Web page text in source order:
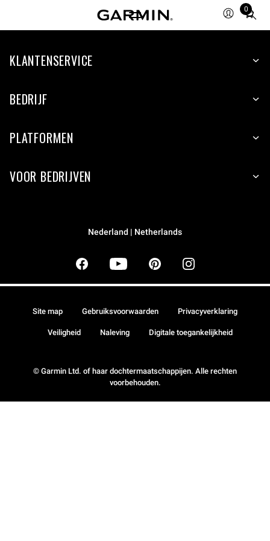
0
Total
items
cart:
KLANTENSERVICE
BEDRIJF
PLATFORMEN
VOOR BEDRIJVEN
Nederland | Netherlands
© Garmin Ltd. of haar dochtermaatschappijen. Alle rechten
voorbehouden.
Site map Gebruiksvoorwaarden Privacyverklaring
Veiligheid Naleving Digitale toegankelijkheid